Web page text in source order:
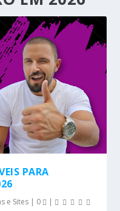
PARA
e Sites | 0 |